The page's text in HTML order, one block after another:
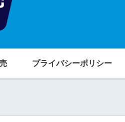
プライバシーポリシー